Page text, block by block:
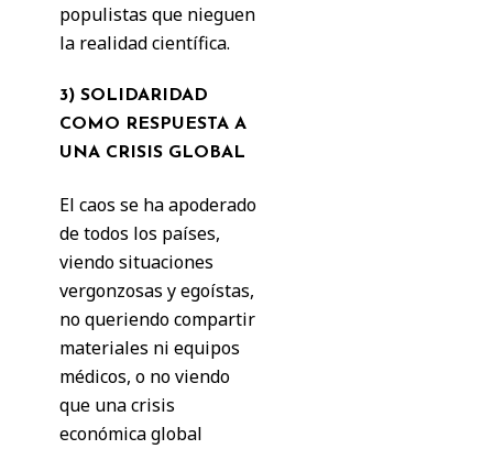
populistas que nieguen
la realidad científica.
3) SOLIDARIDAD
COMO RESPUESTA A
UNA CRISIS GLOBAL
El caos se ha apoderado
de todos los países,
viendo situaciones
vergonzosas y egoístas,
no queriendo compartir
materiales ni equipos
médicos, o no viendo
que una crisis
económica global